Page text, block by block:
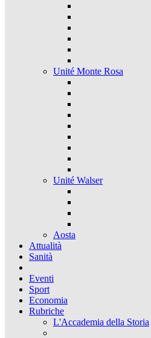
Unité Monte Rosa
Unité Walser
Aosta
Attualità
Sanità
Eventi
Sport
Economia
Rubriche
L'Accademia della Storia